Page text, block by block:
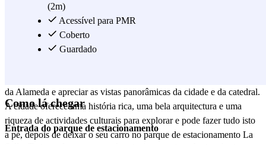
vibrante do mercado. Não perca um passeio pela cidade velha de
Santiago, Património Mundial da UNESCO. Aqui pode explorar a
majestosa Catedral de Santiago de Compostela, o destino final do
famoso Caminho de Santiago. Também pode passear pelas ruas
da Alameda e apreciar as vistas panorâmicas da cidade e da catedral.
A cidade oferece uma história rica, uma bela arquitectura e uma
riqueza de actividades culturais para explorar e pode fazer tudo isto
a pé, depois de deixar o seu carro no parque de estacionamento La
(2m)
Acessível para PMR
Coberto
Guardado
Como lá chegar
Entrada do parque de estacionamento